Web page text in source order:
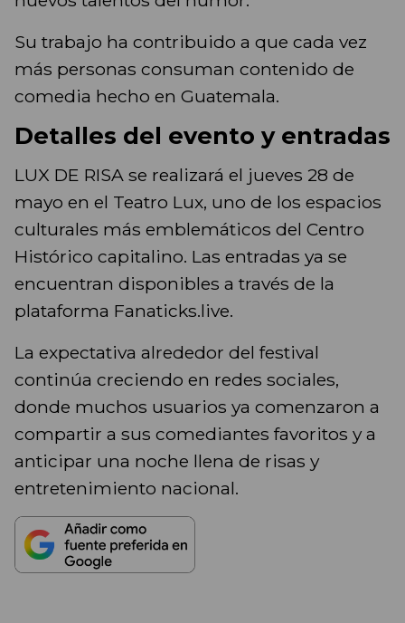
Su trabajo ha contribuido a que cada vez
más personas consuman contenido de
comedia hecho en Guatemala.
Detalles del evento y entradas
LUX DE RISA se realizará el jueves 28 de
mayo en el Teatro Lux, uno de los espacios
culturales más emblemáticos del Centro
Histórico capitalino. Las entradas ya se
encuentran disponibles a través de la
plataforma Fanaticks.live.
La expectativa alrededor del festival
continúa creciendo en redes sociales,
donde muchos usuarios ya comenzaron a
compartir a sus comediantes favoritos y a
anticipar una noche llena de risas y
entretenimiento nacional.